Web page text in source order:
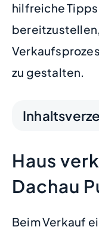
hilfreiche
zu gestalten.
Haus
Dachau
Beim Verkauf